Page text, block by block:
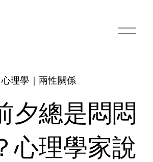
O
p
夕總是悶悶
心理學家說
心理學｜兩性關係